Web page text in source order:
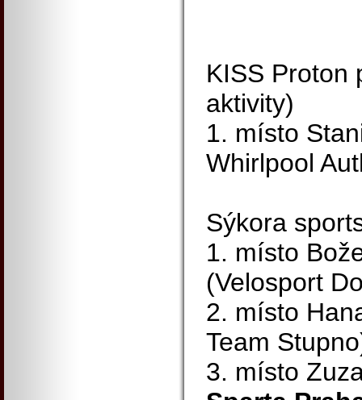
KISS Proton
aktivity)
1. místo
Whirlpool
Sýkora
1. místo
(Velosport
2. místo
Team
3. místo